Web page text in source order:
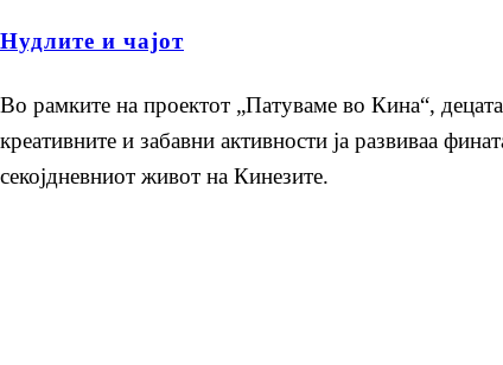
Нудлите и чајот
Во рамките на проектот „Патуваме во Кина“,
креативните и забавни активности ја развиваа
секојдневниот живот на Кинезите.